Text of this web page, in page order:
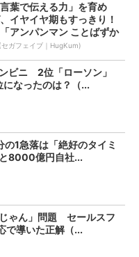
言葉で伝える力」を育め
イヤイヤ期もすっきり！
アンパンマン ことばずか
セガフェイブ｜HugKum)
ビニ 2位「ローソン」
になったのは？（...
1急落は「絶好のタイミ
8000億円自社...
じゃん」問題 セールスフ
で導いた正解（...